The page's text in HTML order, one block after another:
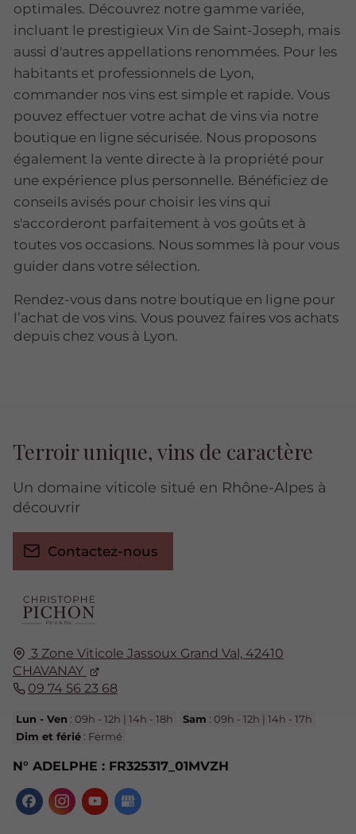
optimales. Découvrez notre gamme variée,
incluant le prestigieux Vin de Saint-Joseph, mais
aussi d'autres appellations renommées. Pour les
habitants et professionnels de Lyon,
commander nos vins est simple et rapide. Vous
pouvez effectuer votre achat de vins via notre
boutique en ligne sécurisée. Nous proposons
également la vente directe à la propriété pour
une expérience plus personnelle. Bénéficiez de
conseils avisés pour choisir les vins qui
s'accorderont parfaitement à vos goûts et à
toutes vos occasions. Nous sommes là pour vous
guider dans votre sélection.
Rendez-vous dans notre boutique en ligne pour
l’achat de vos vins. Vous pouvez faires vos achats
depuis chez vous à Lyon.
3 Zone Viticole Jassoux Grand Val, 42410
CHAVANAY
09 74 56 23 68
Lun - Ven : 09h - 12h | 14h - 18h Sam : 09h - 12h | 14h - 17h
Dim et férié : Fermé
N° ADELPHE : FR325317_01MVZH
Terroir unique, vins de caractère
Un domaine viticole situé en Rhône-Alpes à
découvrir
Contactez-nous